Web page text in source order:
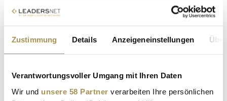
Zustimmung Details Anzeigeneinstellungen
Verantwortungsvoller Umgang mit Ihren Daten
Wir und unsere 58 Partner verarbeiten Ihre persönlichen